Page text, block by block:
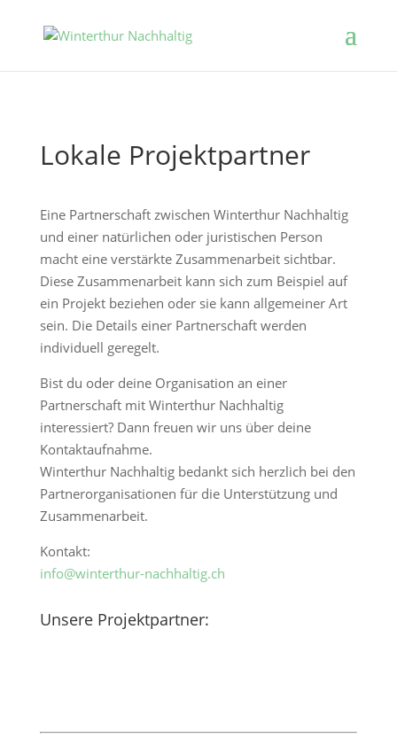
Lokale Projektpartner
Eine Partnerschaft zwischen Winterthur Nachhaltig
und einer natürlichen oder juristischen Person
macht eine verstärkte Zusammenarbeit sichtbar.
Diese Zusammenarbeit kann sich zum Beispiel auf
ein Projekt beziehen oder sie kann allgemeiner Art
sein. Die Details einer Partnerschaft werden
individuell geregelt.
Bist du oder deine Organisation an einer
Partnerschaft mit Winterthur Nachhaltig
interessiert? Dann freuen wir uns über deine
Kontaktaufnahme.
Winterthur Nachhaltig bedankt sich herzlich bei den
Partnerorganisationen für die Unterstützung und
Zusammenarbeit.
Kontakt:
info@winterthur-nachhaltig.ch
Unsere Projektpartner: